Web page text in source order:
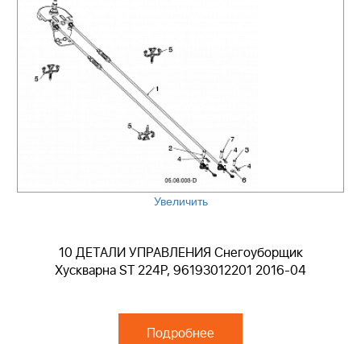
Увеличить
10 ДЕТАЛИ УПРАВЛЕНИЯ Снегоуборщик
Хускварна ST 224P, 96193012201 2016-04
Подробнее